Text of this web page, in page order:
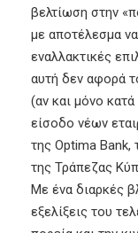
βελτίωση στην
με αποτέλεσμα
εναλλακτικές
αυτή δεν αφορά
(αν και μόνο
είσοδο νέων
της Optima Bank,
της Τράπεζας
Με ένα διαρκές
εξελίξεις του